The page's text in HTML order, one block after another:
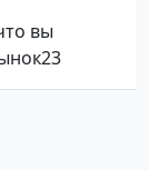
вы